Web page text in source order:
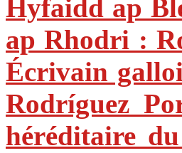
Hyfaidd ap
ap Rhodri :
Écrivain
Rodríguez
héréditaire